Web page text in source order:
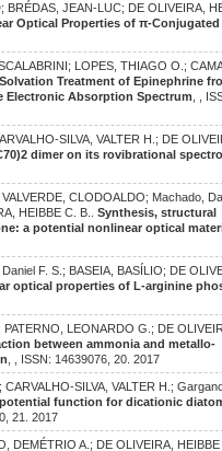
JEAN-LUC; DE OLIVEIRA,
Optical Properties of π-Conjugated
LOPES, THIAGO O.;
Treatment of Epinephrine
Electronic Absorption Spectrum
, ,
SILVA, VALTER H.; DE
dimer on its rovibrational
CLODOALDO; Machado,
HEIBBE C. B..Synthesis, structural
a potential nonlinear optical
F. S.; BASEIA, BASÍLIO; DE
optical properties of L-arginine
LEONARDO G.; DE
between ammonia and metallo-
, , ISSN: 14639076, 20. 2017
SILVA, VALTER H.;
function for dicationic
21. 2017
DEMÉTRIO A.; DE OLIVEIRA, HEIBBE